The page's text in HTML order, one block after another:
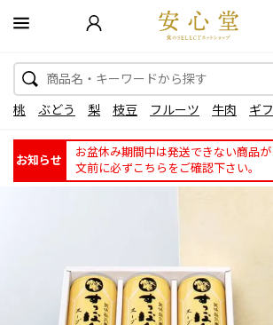
桃 ぶどう 梨 枝豆 フルーツ 牛肉 ギ
お知らせ
お盆休み期間中は発送できない商品
文前に必ずこちらをご確認下さい。